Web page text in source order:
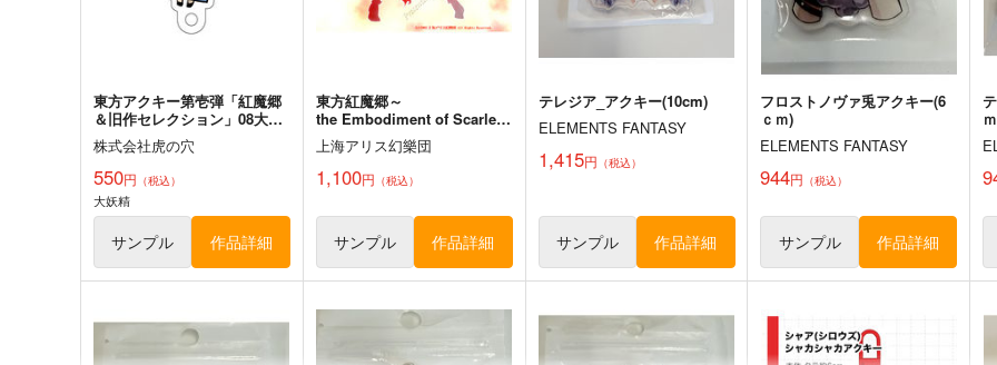
狐色 祭り色二十三尾。
東方M-1ぐらんぷりEX7 秘封
堂単独ライブ！
東方アクキー第壱弾「紅魔郷
＆旧作セレクション」08大妖
精
株式会社虎の穴
550円 （税込）
大妖精
サンプル 作品詳細
東方紅魔郷～
the Embodiment of Scarlet
Devil～
上海アリス幻樂団
1,100円 （税込）
サンプル 作品詳細
テレジア_アクキー(10cm)
ELEMENTS FANTASY
1,415円 （税込）
サンプル 作品詳細
フロストノヴァ兎アクキー(6
ｃｍ)
ELEMENTS FANTASY
944円 （税込）
サンプル 作品詳細